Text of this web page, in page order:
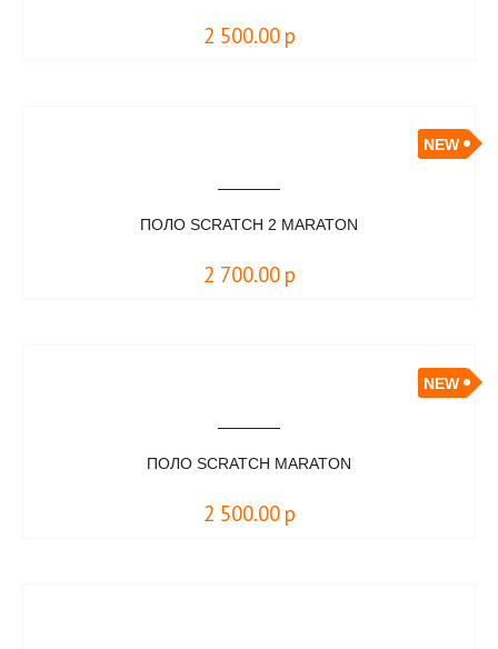
2 500.00 р
NEW
ПОЛО SCRATCH 2 MARATON
2 700.00 р
NEW
ПОЛО SCRATCH MARATON
2 500.00 р